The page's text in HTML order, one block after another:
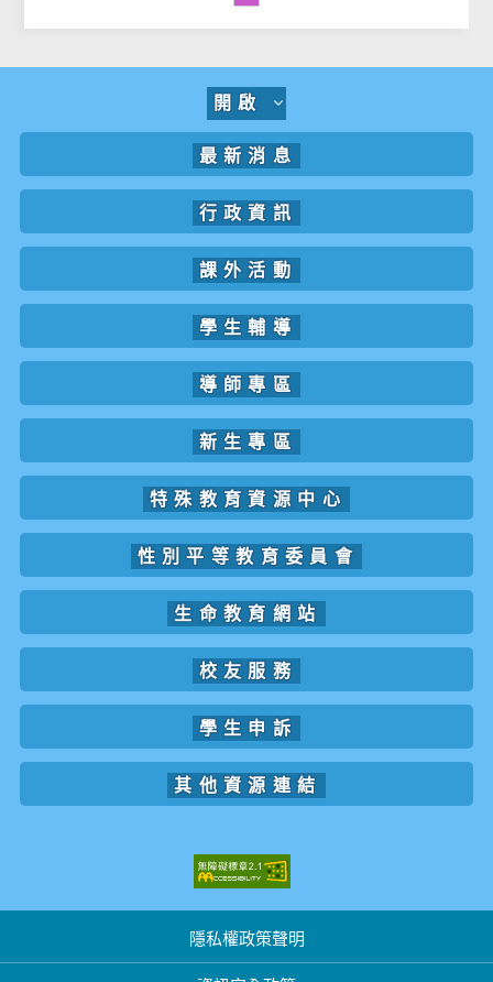
開啟
最新消息
行政資訊
課外活動
學生輔導
導師專區
新生專區
特殊教育資源中心
性別平等教育委員會
生命教育網站
校友服務
學生申訴
其他資源連結
隱私權政策聲明